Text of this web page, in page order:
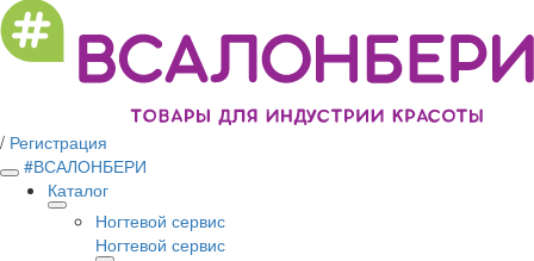
/ Регистрация
#ВСАЛОНБЕРИ
Каталог
Ногтевой сервис
Ногтевой сервис